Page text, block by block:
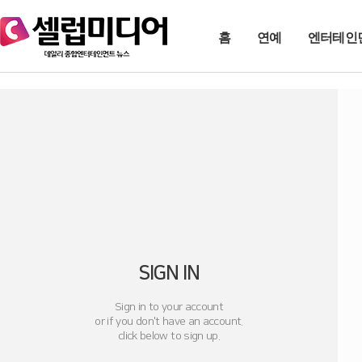
홈 연예 엔터테인
SIGN IN
Sign in to your account
or if you don't have an account.
click below to sign up.